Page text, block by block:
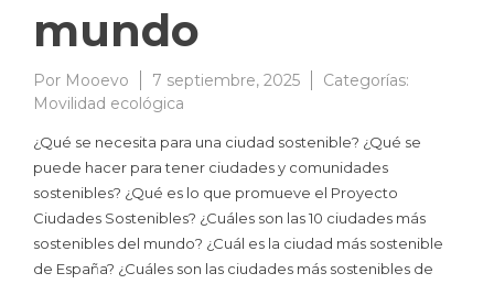
mundo
Por Mooevo 7 septiembre, 2025
Categorías:
Movilidad ecológica
¿Qué se necesita para una ciudad sostenible? ¿Qué se
puede hacer para tener ciudades y comunidades
sostenibles? ¿Qué es lo que promueve el Proyecto
Ciudades Sostenibles? ¿Cuáles son las 10 ciudades más
sostenibles del mundo? ¿Cuál es la ciudad más sostenible
de España? ¿Cuáles son las ciudades más sostenibles de